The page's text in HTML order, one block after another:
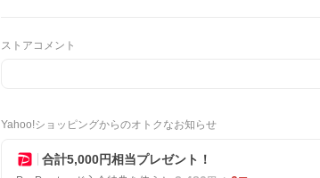
ストアコメント
Yahoo!ショッピングからのオトクなお知らせ
合計5,000円相当プレゼント！